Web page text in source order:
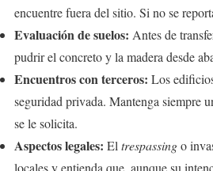
encuentre fuera del sitio. Si no se
Evaluación de suelos: Antes de
pudrir el concreto y la madera desde
Encuentros con terceros: Los
seguridad privada. Mantenga siempre
se le solicita.
Aspectos legales: El trespassingo
locales y entienda que, aunque su